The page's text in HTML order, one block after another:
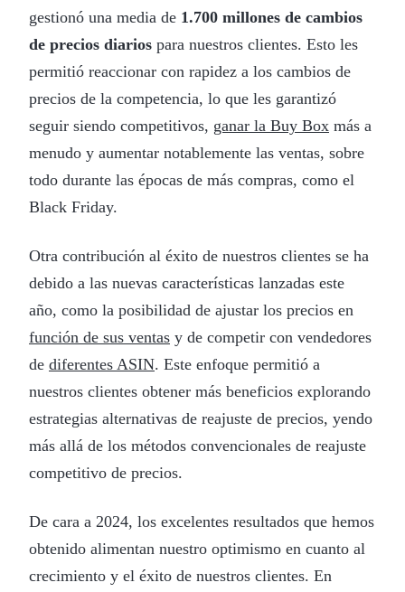
gestionó una media de 1.700 millones de cambios
de precios diarios para nuestros clientes. Esto les
permitió reaccionar con rapidez a los cambios de
precios de la competencia, lo que les garantizó
seguir siendo competitivos, ganar la Buy Box más a
menudo y aumentar notablemente las ventas, sobre
todo durante las épocas de más compras, como el
Black Friday.
Otra contribución al éxito de nuestros clientes se ha
debido a las nuevas características lanzadas este
año, como la posibilidad de ajustar los precios en
función de sus ventas y de competir con vendedores
de diferentes ASIN. Este enfoque permitió a
nuestros clientes obtener más beneficios explorando
estrategias alternativas de reajuste de precios, yendo
más allá de los métodos convencionales de reajuste
competitivo de precios.
De cara a 2024, los excelentes resultados que hemos
obtenido alimentan nuestro optimismo en cuanto al
crecimiento y el éxito de nuestros clientes. En